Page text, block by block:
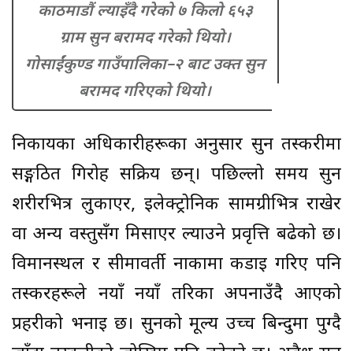
काठमाडौं ल्याइँदै गरेको ७ किलो ६५३
ग्राम सुन बरामद गरेको थियो।
गोसाईंकुण्ड गाउँपालिका–२ बाट उक्त सुन
बरामद गरिएको थियो।
निकायका अधिकारीहरूका अनुसार सुन तस्करीमा
सङ्गठित गिरोह सक्रिय छन्। पछिल्लो समय सुन
शरीरभित्र लुकाएर, इलेक्ट्रोनिक सामग्रीभित्र राखेर
वा अन्य वस्तुसँग मिसाएर ल्याउने प्रवृत्ति बढेको छ।
विमानस्थल र सीमावर्ती नाकामा कडाइ गरिए पनि
तस्करहरूले नयाँ नयाँ तरिका अपनाउँदै आएको
प्रहरीको भनाइ छ। सुनको मूल्य उच्च बिन्दुमा पुग्दै